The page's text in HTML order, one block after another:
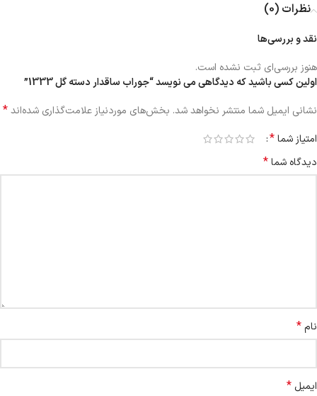
نظرات (0)
نقد و بررسی‌ها
هنوز بررسی‌ای ثبت نشده است.
اولین کسی باشید که دیدگاهی می نویسد “جوراب ساقدار دسته گل 1333”
نشانی ایمیل شما منتشر نخواهد شد. بخش‌های موردنیاز علامت‌گذاری شده‌اند*
امتیاز شما*
دیدگاه شما*
نام*
ایمیل *